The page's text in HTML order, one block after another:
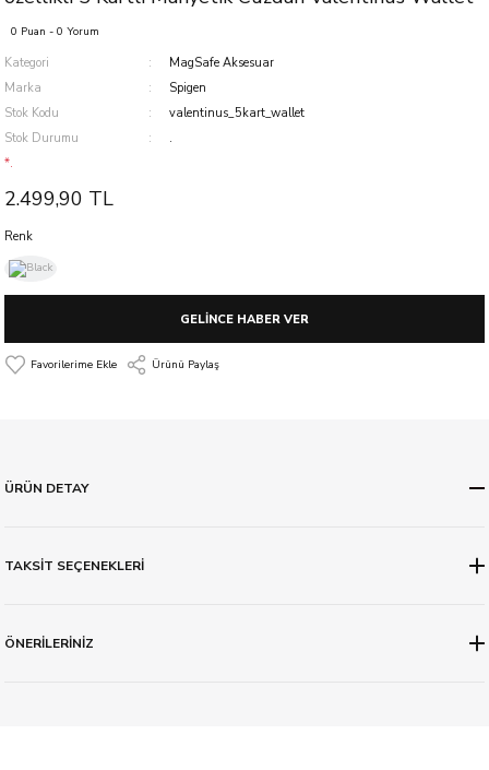
0 Puan - 0 Yorum
Kategori
MagSafe Aksesuar
Marka
Spigen
Stok Kodu
valentinus_5kart_wallet
Stok Durumu
.
*.
2.499,90 TL
Renk
GELİNCE HABER VER
Ürünü Paylaş
ÜRÜN DETAY
TAKSİT SEÇENEKLERİ
ÖNERİLERİNİZ